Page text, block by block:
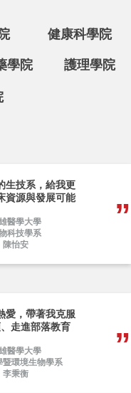
健康科學院
學院 護理學院
生技系，給我更
資源與發展可能
醫學大學
科技學系
陳怡安
愛，帶著我克服
走進部落教育
醫學大學
暨環境生物學系
李秉衡